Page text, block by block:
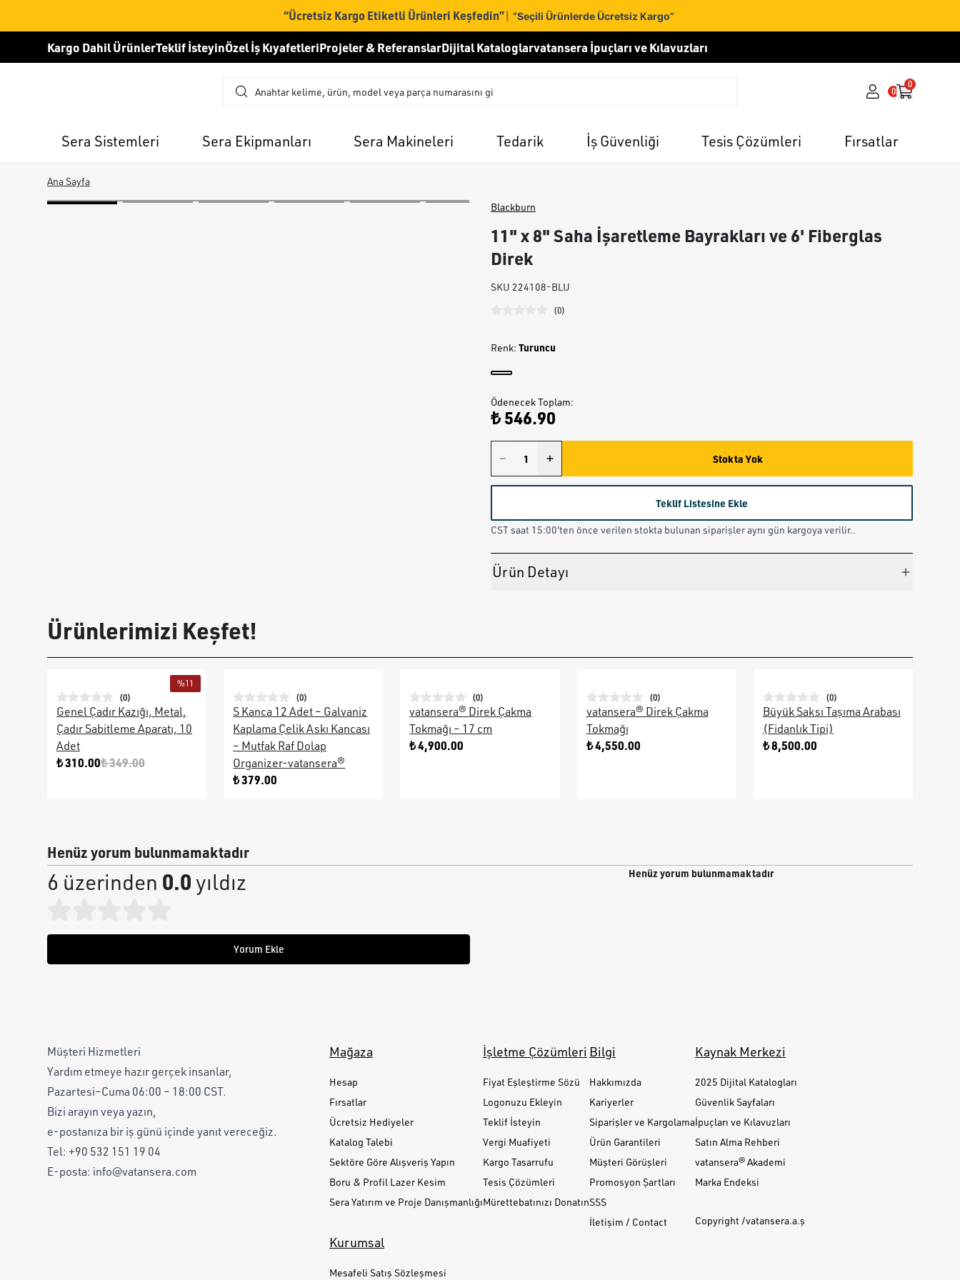
“Ücretsiz Kargo Etiketli Ürünleri Keşfedin”| “Seçili Ürünlerde Ücretsiz Kargo”
Kargo Dahil ÜrünlerTeklif İsteyinÖzel İş KıyafetleriProjeler & ReferanslarDijital Kataloglarvatansera İpuçları ve Kılavuzları
0
0
Sera Sistemleri Sera Ekipmanları Sera Makineleri Tedarik İş Güvenliği Tesis Çözümleri Fırsatlar
Ana Sayfa
Blackburn
11" x 8" Saha İşaretleme Bayrakları ve 6' Fiberglas
Direk
SKU 224108-BLU
(0)
Renk: Turuncu
Ödenecek Toplam:
₺ 546.90
Stokta Yok
Teklif Listesine Ekle
CST saat 15:00'ten önce verilen stokta bulunan siparişler aynı gün kargoya verilir..
Ürün Detayı
Ürünlerimizi Keşfet!
%11
(0)
Genel Çadır Kazığı, Metal,
Çadır Sabitleme Aparatı, 10
Adet
₺ 310.00₺ 349.00
(0)
S Kanca 12 Adet – Galvaniz
Kaplama Çelik Askı Kancası
– Mutfak Raf Dolap
Organizer-vatansera®
₺ 379.00
(0)
vatansera® Direk Çakma
Tokmağı – 17 cm
₺ 4,900.00
(0)
vatansera® Direk Çakma
Tokmağı
₺ 4,550.00
(0)
Büyük Saksı Taşıma Arabası
(Fidanlık Tipi)
₺ 8,500.00
Henüz yorum bulunmamaktadır
6 üzerinden 0.0yıldız
Yorum Ekle
Henüz yorum bulunmamaktadır
Müşteri Hizmetleri
Yardım etmeye hazır gerçek insanlar,
Pazartesi–Cuma 06:00 – 18:00 CST.
Bizi arayın veya yazın,
e-postanıza bir iş günü içinde yanıt vereceğiz.
Tel: +90 532 151 19 04
E-posta: info@vatansera.com
Mağaza
Hesap
Fırsatlar
Ücretsiz Hediyeler
Katalog Talebi
Sektöre Göre Alışveriş Yapın
Boru & Profil Lazer Kesim
Sera Yatırım ve Proje Danışmanlığı
İşletme Çözümleri
Fiyat Eşleştirme Sözü
Logonuzu Ekleyin
Teklif İsteyin
Vergi Muafiyeti
Kargo Tasarrufu
Tesis Çözümleri
Mürettebatınızı Donatın
Bilgi
Hakkımızda
Kariyerler
Siparişler ve Kargolama
Ürün Garantileri
Müşteri Görüşleri
Promosyon Şartları
SSS
İletişim / Contact
Kaynak Merkezi
2025 Dijital Katalogları
Güvenlik Sayfaları
İpuçları ve Kılavuzları
Satın Alma Rehberi
vatansera® Akademi
Marka Endeksi
Copyright /vatansera.a.ş
Kurumsal
Mesafeli Satış Sözleşmesi